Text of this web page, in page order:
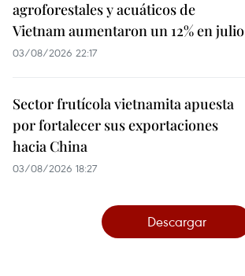
agroforestales y acuáticos de
Vietnam aumentaron un 12% en julio
03/08/2026 22:17
Sector frutícola vietnamita apuesta
por fortalecer sus exportaciones
hacia China
03/08/2026 18:27
Descargar